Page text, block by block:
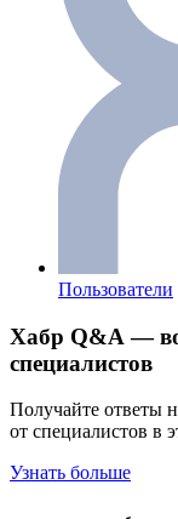
Пользователи
Хабр Q&A —
специалистов
Получайте ответы
от специалистов в
Узнать больше